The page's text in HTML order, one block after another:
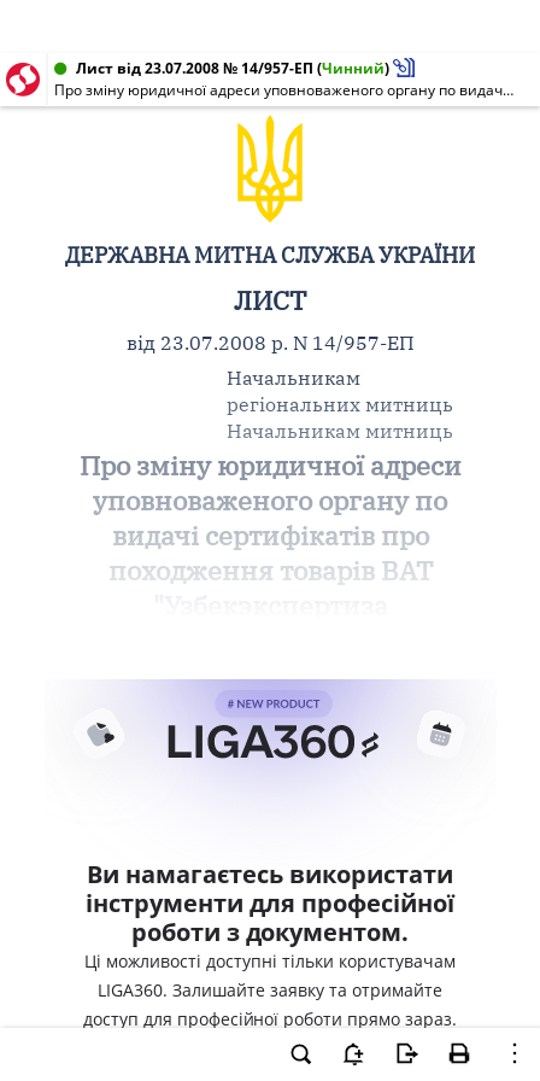
Лист від 23.07.2008 № 14/957-ЕП (Чинний)
Про зміну юридичної адреси уповноваженого органу по видачі сертифікатів про походження товарів ВАТ "Узбекэкспертиза" Республіки Узбекистан
ДЕРЖАВНА МИТНА СЛУЖБА УКРАЇНИ
ЛИСТ
від 23.07.2008 р. N 14/957-ЕП
Начальникам
регіональних митниць
Начальникам митниць
Про зміну юридичної адреси
уповноваженого органу по
видачі сертифікатів про
походження товарів ВАТ
Ви намагаєтесь використати
інструменти для професійної
роботи з документом.
Ці можливості доступні тільки користувачам
LIGA360. Залишайте заявку та отримайте
доступ для професійної роботи прямо зараз.